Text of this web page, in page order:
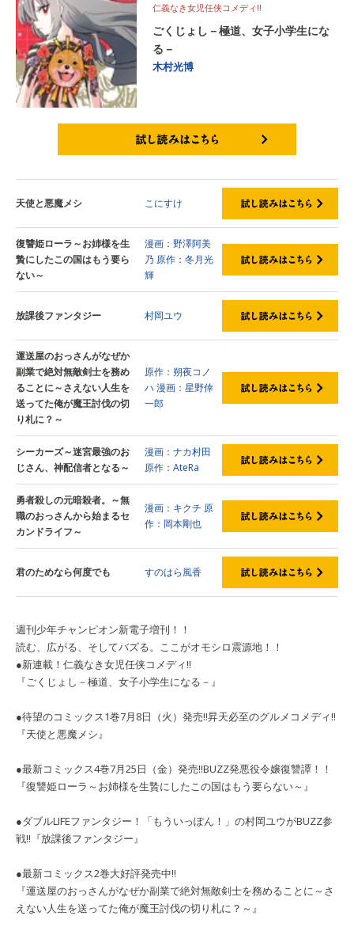
仁義なき女児任侠コメディ!!
ごくじょし－極道、女子小学生にな
る－
木村光博
天使と悪魔メシ こにすけ
復讐姫ローラ～お姉様を生
贄にしたこの国はもう要ら
ない～
漫画：野澤阿美
乃 原作：冬月光
輝
放課後ファンタジー 村岡ユウ
運送屋のおっさんがなぜか
副業で絶対無敵剣士を務め
ることに～さえない人生を
送ってた俺が魔王討伐の切
り札に？～
原作：朔夜コノ
ハ漫画：星野倖
一郎
シーカーズ～迷宮最強のお
じさん、神配信者となる～
漫画：ナカ村田
原作：AteRa
勇者殺しの元暗殺者。～無
職のおっさんから始まるセ
カンドライフ～
漫画：キクチ 原
作：岡本剛也
君のためなら何度でも すのはら風香
週刊少年チャンピオン新電子増刊！！
読む、広がる、そしてバズる。ここがオモシロ震源地！！
●新連載！仁義なき女児任侠コメディ!!
『ごくじょし－極道、女子小学生になる－』
●待望のコミックス1巻7月8日（火）発売!!昇天必至のグルメコメディ‼
『天使と悪魔メシ』
●最新コミックス4巻7月25日（金）発売!!BUZZ発悪役令嬢復讐譚！！
『復讐姫ローラ～お姉様を生贄にしたこの国はもう要らない～』
●ダブルLIFEファンタジー！「もういっぽん！」の村岡ユウがBUZZ参
戦‼『放課後ファンタジー』
●最新コミックス2巻大好評発売中!!
『運送屋のおっさんがなぜか副業で絶対無敵剣士を務めることに～さ
えない人生を送ってた俺が魔王討伐の切り札に？～』